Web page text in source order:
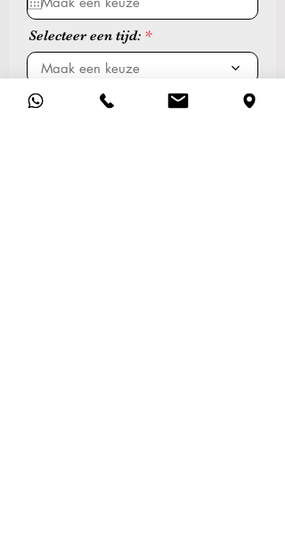
i
e
Selecteer een tijd:
Maak een keuze
Kies een behandeling: